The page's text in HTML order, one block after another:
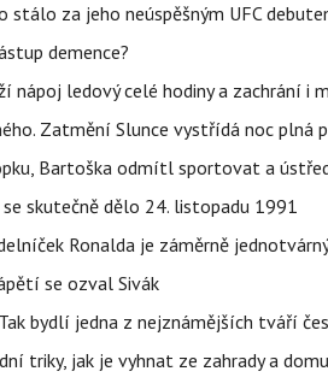
za jeho neúspěšným UFC
demence?
nápoj ledový celé hodiny a zachrání i
Zatmění Slunce vystřídá noc plná
Bartoška odmítl sportovat a
skutečně dělo 24. listopadu 1991
Ronalda je záměrně
se ozval Sivák
bydlí jedna z nejznámějších tváří
triky, jak je vyhnat ze zahrady a domu